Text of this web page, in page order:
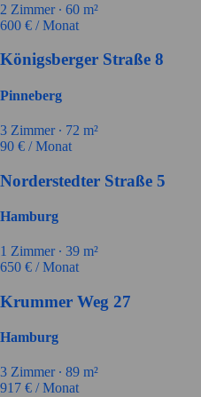
2 Zimmer ∙ 60 m²
600 € / Monat
Königsberger Straße 8
Pinneberg
3 Zimmer ∙ 72 m²
90 € / Monat
Norderstedter Straße 5
Hamburg
1 Zimmer ∙ 39 m²
650 € / Monat
Krummer Weg 27
Hamburg
3 Zimmer ∙ 89 m²
917 € / Monat